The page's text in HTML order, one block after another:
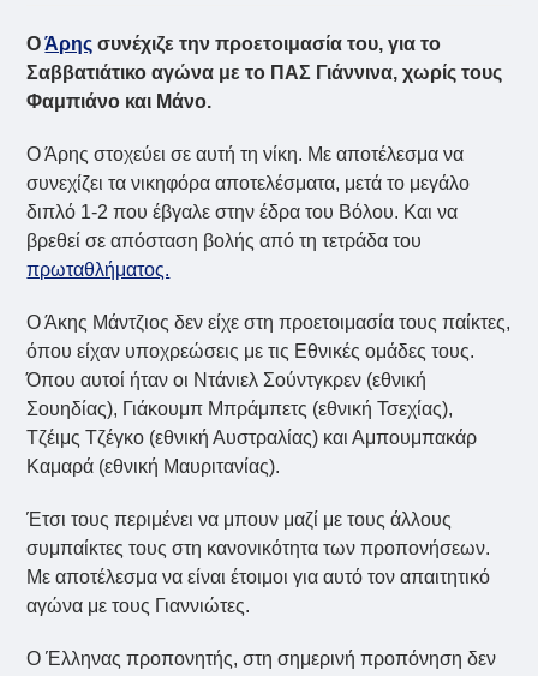
ΟΆρης συνέχιζε την προετοιμασία του, για το
Σαββατιάτικο αγώνα με το ΠΑΣ Γιάννινα, χωρίς τους
Φαμπιάνο και Μάνο.
Ο Άρης στοχεύει σε αυτή τη νίκη. Με αποτέλεσμα να
συνεχίζει τα νικηφόρα αποτελέσματα, μετά το μεγάλο
διπλό 1-2 που έβγαλε στην έδρα του Βόλου. Και να
βρεθεί σε απόσταση βολής από τη τετράδα του
πρωταθλήματος.
Ο Άκης Μάντζιος δεν είχε στη προετοιμασία τους παίκτες,
όπου είχαν υποχρεώσεις με τις Εθνικές ομάδες τους.
Όπου αυτοί ήταν οι Ντάνιελ Σούντγκρεν (εθνική
Σουηδίας), Γιάκουμπ Μπράμπετς (εθνική Τσεχίας),
Τζέιμς Τζέγκο (εθνική Αυστραλίας) και Αμπουμπακάρ
Καμαρά (εθνική Μαυριτανίας).
Έτσι τους περιμένει να μπουν μαζί με τους άλλους
συμπαίκτες τους στη κανονικότητα των προπονήσεων.
Με αποτέλεσμα να είναι έτοιμοι για αυτό τον απαιτητικό
αγώνα με τους Γιαννιώτες.
Ο Έλληνας προπονητής, στη σημερινή προπόνηση δεν